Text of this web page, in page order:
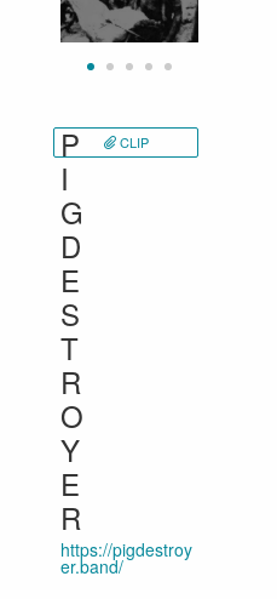
P
I
G
D
E
S
T
R
O
Y
E
R
https://pigdestroy
er.band/
CLIP